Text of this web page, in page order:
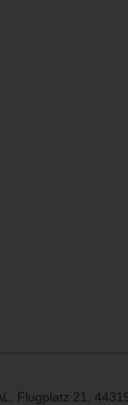
Flugplatz 21,